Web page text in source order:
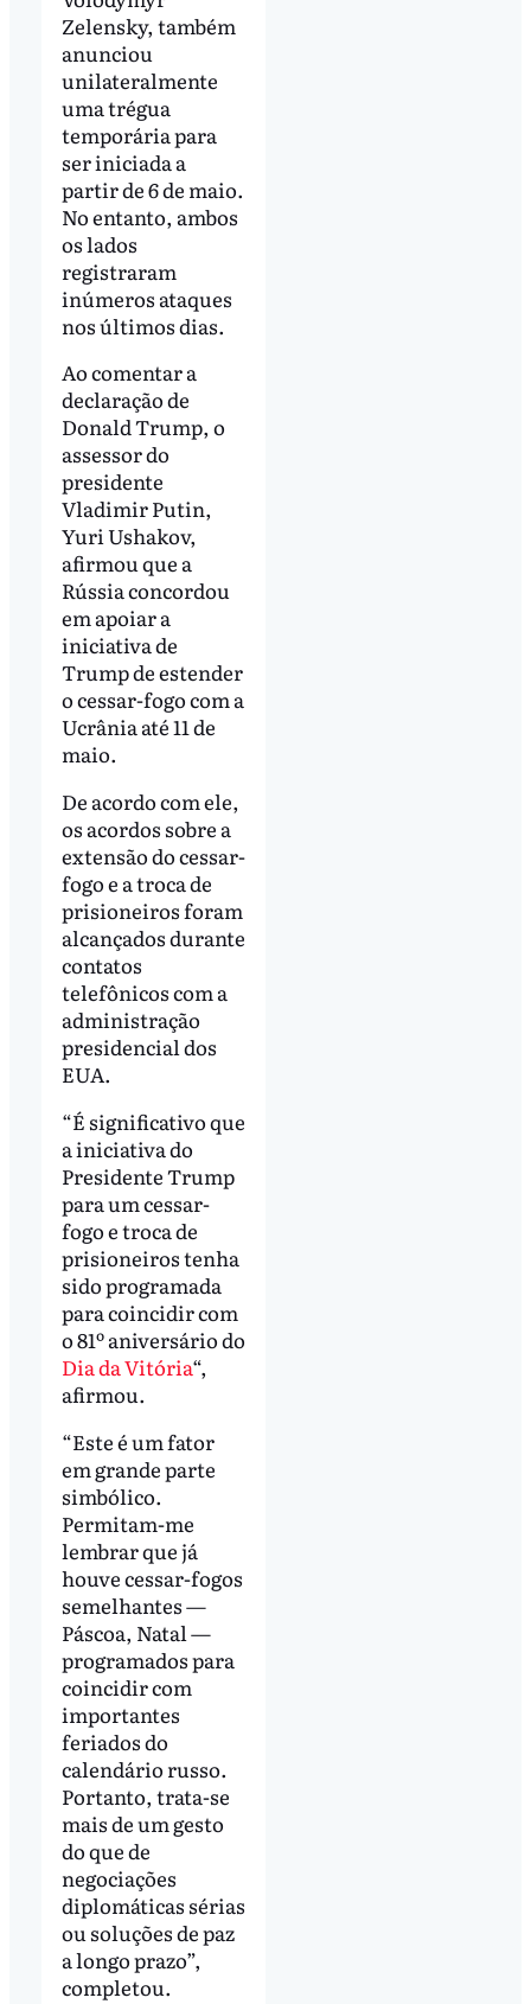
Zelensky, também
anunciou
unilateralmente
uma trégua
temporária para
ser iniciada a
partir de 6 de maio.
No entanto, ambos
os lados
registraram
inúmeros ataques
nos últimos dias.
Ao comentar a
declaração de
Donald Trump, o
assessor do
presidente
Vladimir Putin,
Yuri Ushakov,
afirmou que a
Rússia concordou
em apoiar a
iniciativa de
Trump de estender
o cessar-fogo com a
Ucrânia até 11 de
maio.
De acordo com ele,
os acordos sobre a
extensão do cessar-
fogo e a troca de
prisioneiros foram
alcançados durante
contatos
telefônicos com a
administração
presidencial dos
EUA.
“É significativo que
a iniciativa do
Presidente Trump
para um cessar-
fogo e troca de
prisioneiros tenha
sido programada
para coincidir com
o 81º aniversário do
Dia da Vitória“,
afirmou.
“Este é um fator
em grande parte
simbólico.
Permitam-me
lembrar que já
houve cessar-fogos
semelhantes —
Páscoa, Natal —
programados para
coincidir com
importantes
feriados do
calendário russo.
Portanto, trata-se
mais de um gesto
do que de
negociações
diplomáticas sérias
ou soluções de paz
a longo prazo”,
completou.